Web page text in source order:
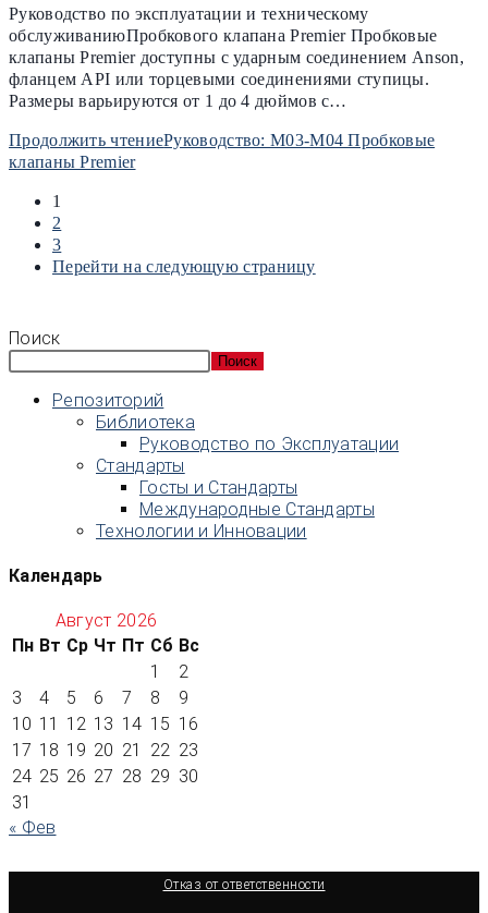
Руководство по эксплуатации и техническому
обслуживаниюПробкового клапана Premier Пробковые
клапаны Premier доступны с ударным соединением Anson,
фланцем API или торцевыми соединениями ступицы.
Размеры варьируются от 1 до 4 дюймов с…
Продолжить чтениеРуководство: M03-M04 Пробковые
клапаны Premier
1
2
3
Перейти на следующую страницу
Поиск
Поиск
Репозиторий
Библиотека
Руководство по Эксплуатации
Стандарты
Госты и Стандарты
Международные Стандарты
Технологии и Инновации
Календарь
Август 2026
Пн Вт Ср Чт Пт Сб Вс
1
2
3
4 5 6 7 8
9
10 11 12 13 14 15 16
17 18 19 20 21 22 23
24 25 26 27 28 29 30
31
« Фев
Отказ от ответственности